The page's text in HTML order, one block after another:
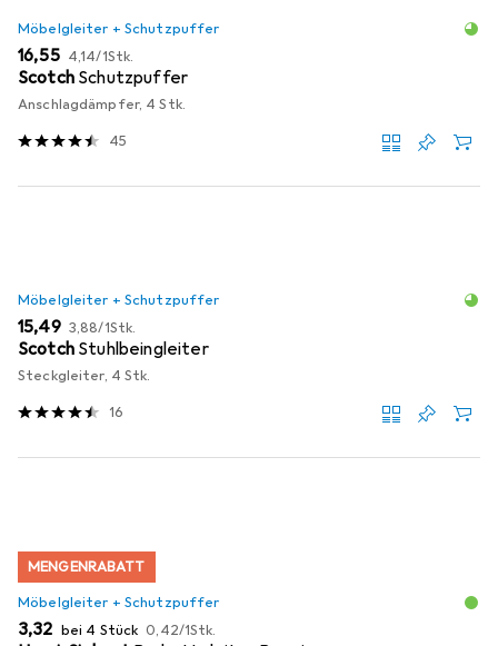
Möbelgleiter + Schutzpuffer
EUR
16,55 EUR
4,14/1Stk.
Scotch Schutzpuffer
Anschlagdämpfer, 4 Stk.
45
Möbelgleiter + Schutzpuffer
EUR
15,49 EUR
3,88/1Stk.
Scotch Stuhlbeingleiter
Steckgleiter, 4 Stk.
16
MENGENRABATT
Möbelgleiter + Schutzpuffer
EUR
3,32 bei 4 Stück EUR
0,42/1Stk.